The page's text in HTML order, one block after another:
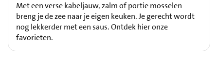
Met een verse kabeljauw, zalm of portie mosselen
breng je de zee naar je eigen keuken. Je gerecht wordt
nog lekkerder met een saus. Ontdek hier onze
favorieten.